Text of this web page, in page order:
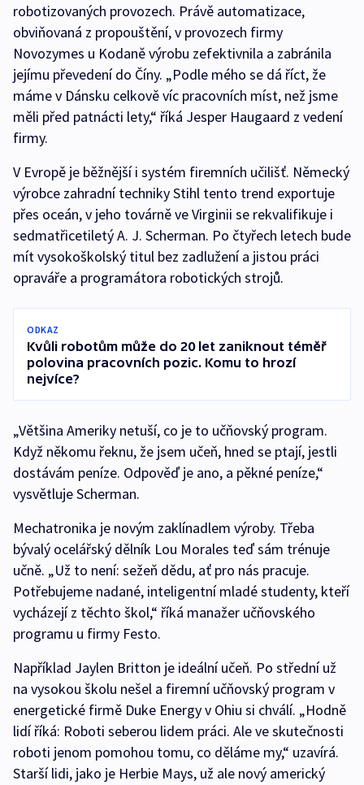
robotizovaných provozech. Právě automatizace,
obviňovaná z propouštění, v provozech firmy
Novozymes u Kodaně výrobu zefektivnila a zabránila
jejímu převedení do Číny. „Podle mého se dá říct, že
máme v Dánsku celkově víc pracovních míst, než jsme
měli před patnácti lety,“ říká Jesper Haugaard z vedení
firmy.
V Evropě je běžnější i systém firemních učilišť. Německý
výrobce zahradní techniky Stihl tento trend exportuje
přes oceán, v jeho továrně ve Virginii se rekvalifikuje i
sedmatřicetiletý A. J. Scherman. Po čtyřech letech bude
mít vysokoškolský titul bez zadlužení a jistou práci
opraváře a programátora robotických strojů.
ODKAZ
Kvůli robotům může do 20 let zaniknout téměř
polovina pracovních pozic. Komu to hrozí
nejvíce?
„Většina Ameriky netuší, co je to učňovský program.
Když někomu řeknu, že jsem učeň, hned se ptají, jestli
dostávám peníze. Odpověď je ano, a pěkné peníze,“
vysvětluje Scherman.
Mechatronika je novým zaklínadlem výroby. Třeba
bývalý ocelářský dělník Lou Morales teď sám trénuje
učně. „Už to není: sežeň dědu, ať pro nás pracuje.
Potřebujeme nadané, inteligentní mladé studenty, kteří
vycházejí z těchto škol,“ říká manažer učňovského
programu u firmy Festo.
Například Jaylen Britton je ideální učeň. Po střední už
na vysokou školu nešel a firemní učňovský program v
energetické firmě Duke Energy v Ohiu si chválí. „Hodně
lidí říká: Roboti seberou lidem práci. Ale ve skutečnosti
roboti jenom pomohou tomu, co děláme my,“ uzavírá.
Starší lidi, jako je Herbie Mays, už ale nový americký